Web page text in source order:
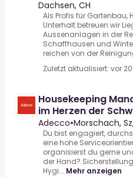
Dachsen, CH
Als Profis für
Unterhalt betreuen wir
Aussenanlagen in der
Schaffhausen und
reichen von der
Zuletzt aktualisiert: vor
Housekeeping
im Herzen der
Adecco•Morschach,
Du bist engagiert,
eine hohe
organisierst du gerne
der
Hygi... Mehr anzeigen